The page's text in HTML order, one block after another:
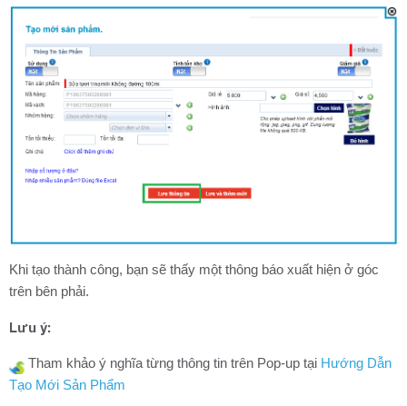
Khi tạo thành công, bạn sẽ thấy một thông báo xuất hiện ở góc
trên bên phải.
Lưu ý:
Tham khảo ý nghĩa từng thông tin trên Pop-up tại Hướng Dẫn
Tạo Mới Sản Phẩm